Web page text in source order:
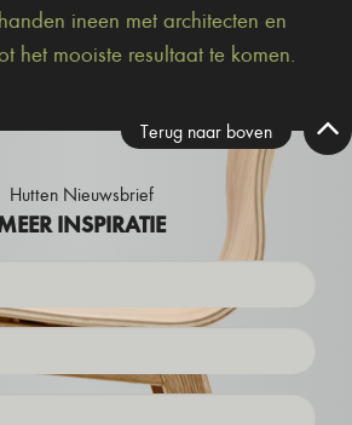
ineen met architecten en
het mooiste resultaat te komen.
Terug naar boven
Hutten Nieuwsbrief
INSPIRATIE